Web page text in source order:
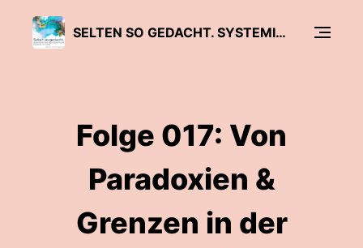
SELTEN SO GEDACHT. SYSTEMISCHE UND HYPNOSYSTEMISCHE KONZEPTE IM DIALOG
Folge 017: Von
Paradoxien &
Grenzen in der